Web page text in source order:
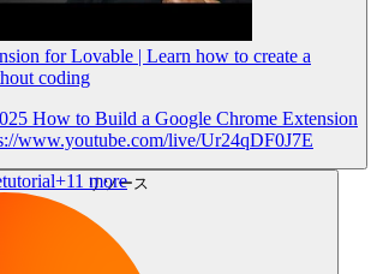
リソース
for Lovable | Learn how to create a
coding
How to Build a Google Chrome Extension
www.youtube.com/live/Ur24qDF0J7E
tutorial+11 more